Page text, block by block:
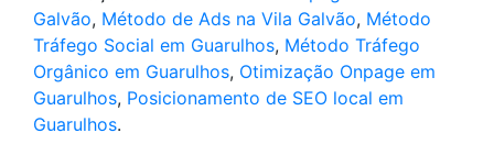
Galvão, Método de Ads na Vila Galvão, Método
Tráfego Social em Guarulhos, Método Tráfego
Orgânico em Guarulhos, Otimização Onpage em
Guarulhos, Posicionamento de SEO local em
Guarulhos.